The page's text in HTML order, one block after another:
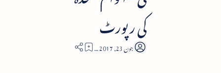
کی رپورٹ
1